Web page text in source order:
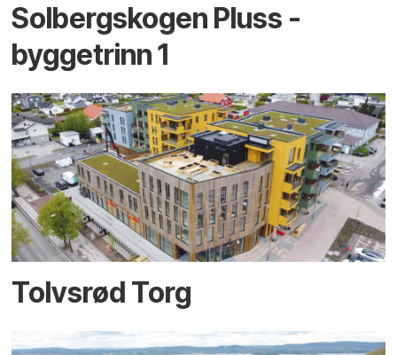
Solbergskogen Pluss -
byggetrinn 1
Tolvsrød Torg